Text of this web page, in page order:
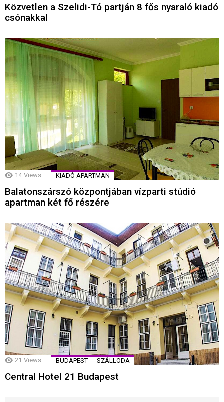
Közvetlen a Szelidi-Tó partján 8 fős nyaraló kiadó
csónakkal
14 Views KIADÓ APARTMAN
Balatonszárszó központjában vízparti stúdió
apartman két fő részére
21 Views BUDAPEST SZÁLLODA
Central Hotel 21 Budapest